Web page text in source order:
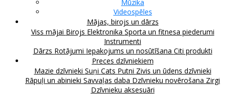
Mūzika
Videospēles
Mājas, birojs un dārzs
Viss mājai Birojs Elektronika Sporta un fitnesa piederumi
Instrumenti
Dārzs Rotājumi Iepakojums un nosūtīšana Citi produkti
Preces dzīvniekiem
Mazie dzīvnieki Suņi Cats Putni Zivis un ūdens dzīvnieki
Rāpuļi un abinieki Savvaļas daba Dzīvnieku novērošana Zirgi
Dzīvnieku aksesuāri